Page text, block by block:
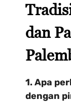
dan
1. Apa
dengan